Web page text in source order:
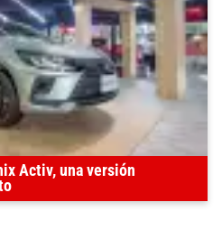
Activ, una versión